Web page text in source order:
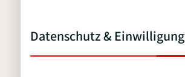
Datenschutz & Einwilligung